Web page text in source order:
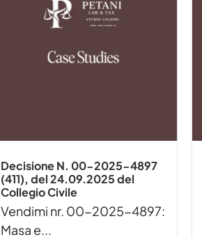
Decisione N. 00-2025-4897
(411), del 24.09.2025 del
Collegio Civile
Vendimi nr. 00-2025-4897:
Masa e...